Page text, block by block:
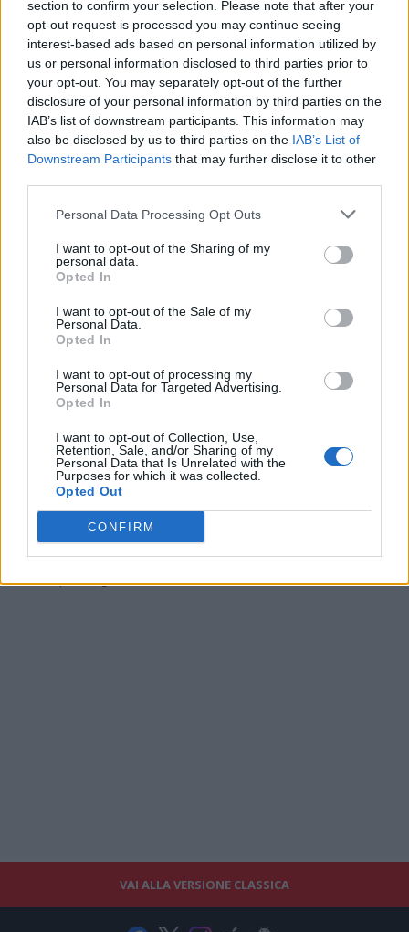
section to confirm your selection. Please note that after your
opt-out request is processed you may continue seeing
interest-based ads based on personal information utilized by
us or personal information disclosed to third parties prior to
your opt-out. You may separately opt-out of the further
disclosure of your personal information by third parties on the
IAB’s list of downstream participants. This information may
also be disclosed by us to third parties on the IAB’s List of
Downstream Participants that may further disclose it to other
Personal Data Processing Opt Outs
I want to opt-out of the Sharing of my
personal data.
Opted In
I want to opt-out of the Sale of my
Personal Data.
Opted In
I want to opt-out of processing my
Personal Data for Targeted Advertising.
Opted In
I want to opt-out of Collection, Use,
Retention, Sale, and/or Sharing of my
Personal Data that Is Unrelated with the
Purposes for which it was collected.
Opted Out
CONFIRM
speciale: bollato troppo presto come una delusione, sta
dimostrando di essere una bocca da fuoco che può risolvere
le partite improvvisamente. Tanti sorrisi nascosti per
Gattuso, che in cuor suo può pensare ora alla Juventus con un
bel carico di energia.
Antonio Petrazzuolo
Napoli Magazine
Riproduzione del testo consentita previa citazione della fonte:
VAI ALLA VERSIONE CLASSICA